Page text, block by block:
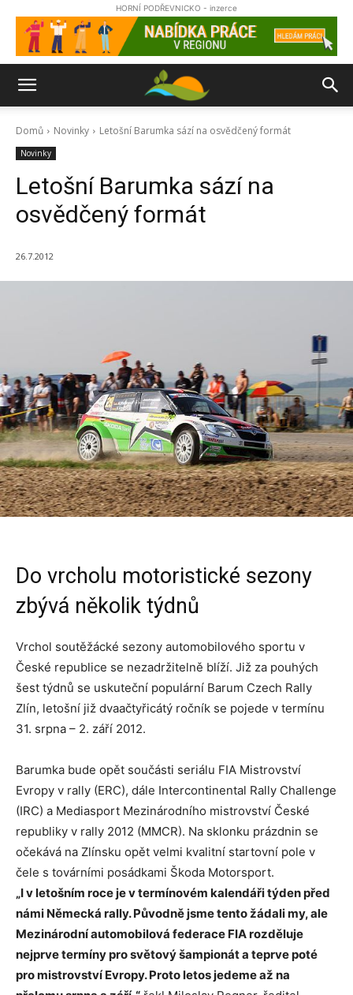
HORNÍ PODŘEVNICKO - inzerce
Domů Novinky Letošní Barumka sází na osvědčený formát
Novinky
Letošní Barumka sází na
osvědčený formát
26.7.2012
Do vrcholu motoristické sezony
zbývá několik týdnů
Vrchol soutěžácké sezony automobilového sportu v
České republice se nezadržitelně blíží. Již za pouhých
šest týdnů se uskuteční populární Barum Czech Rally
Zlín, letošní již dvaačtyřicátý ročník se pojede v termínu
31. srpna – 2. září 2012.
Barumka bude opět součásti seriálu FIA Mistrovství
Evropy v rally (ERC), dále Intercontinental Rally Challenge
(IRC) a Mediasport Mezinárodního mistrovství České
republiky v rally 2012 (MMCR). Na sklonku prázdnin se
očekává na Zlínsku opět velmi kvalitní startovní pole v
čele s továrními posádkami Škoda Motorsport.
„I v letošním roce je v termínovém kalendáři týden před
námi Německá rally. Původně jsme tento žádali my, ale
Mezinárodní automobilová federace FIA rozděluje
nejprve termíny pro světový šampionát a teprve poté
pro mistrovství Evropy. Proto letos jedeme až na